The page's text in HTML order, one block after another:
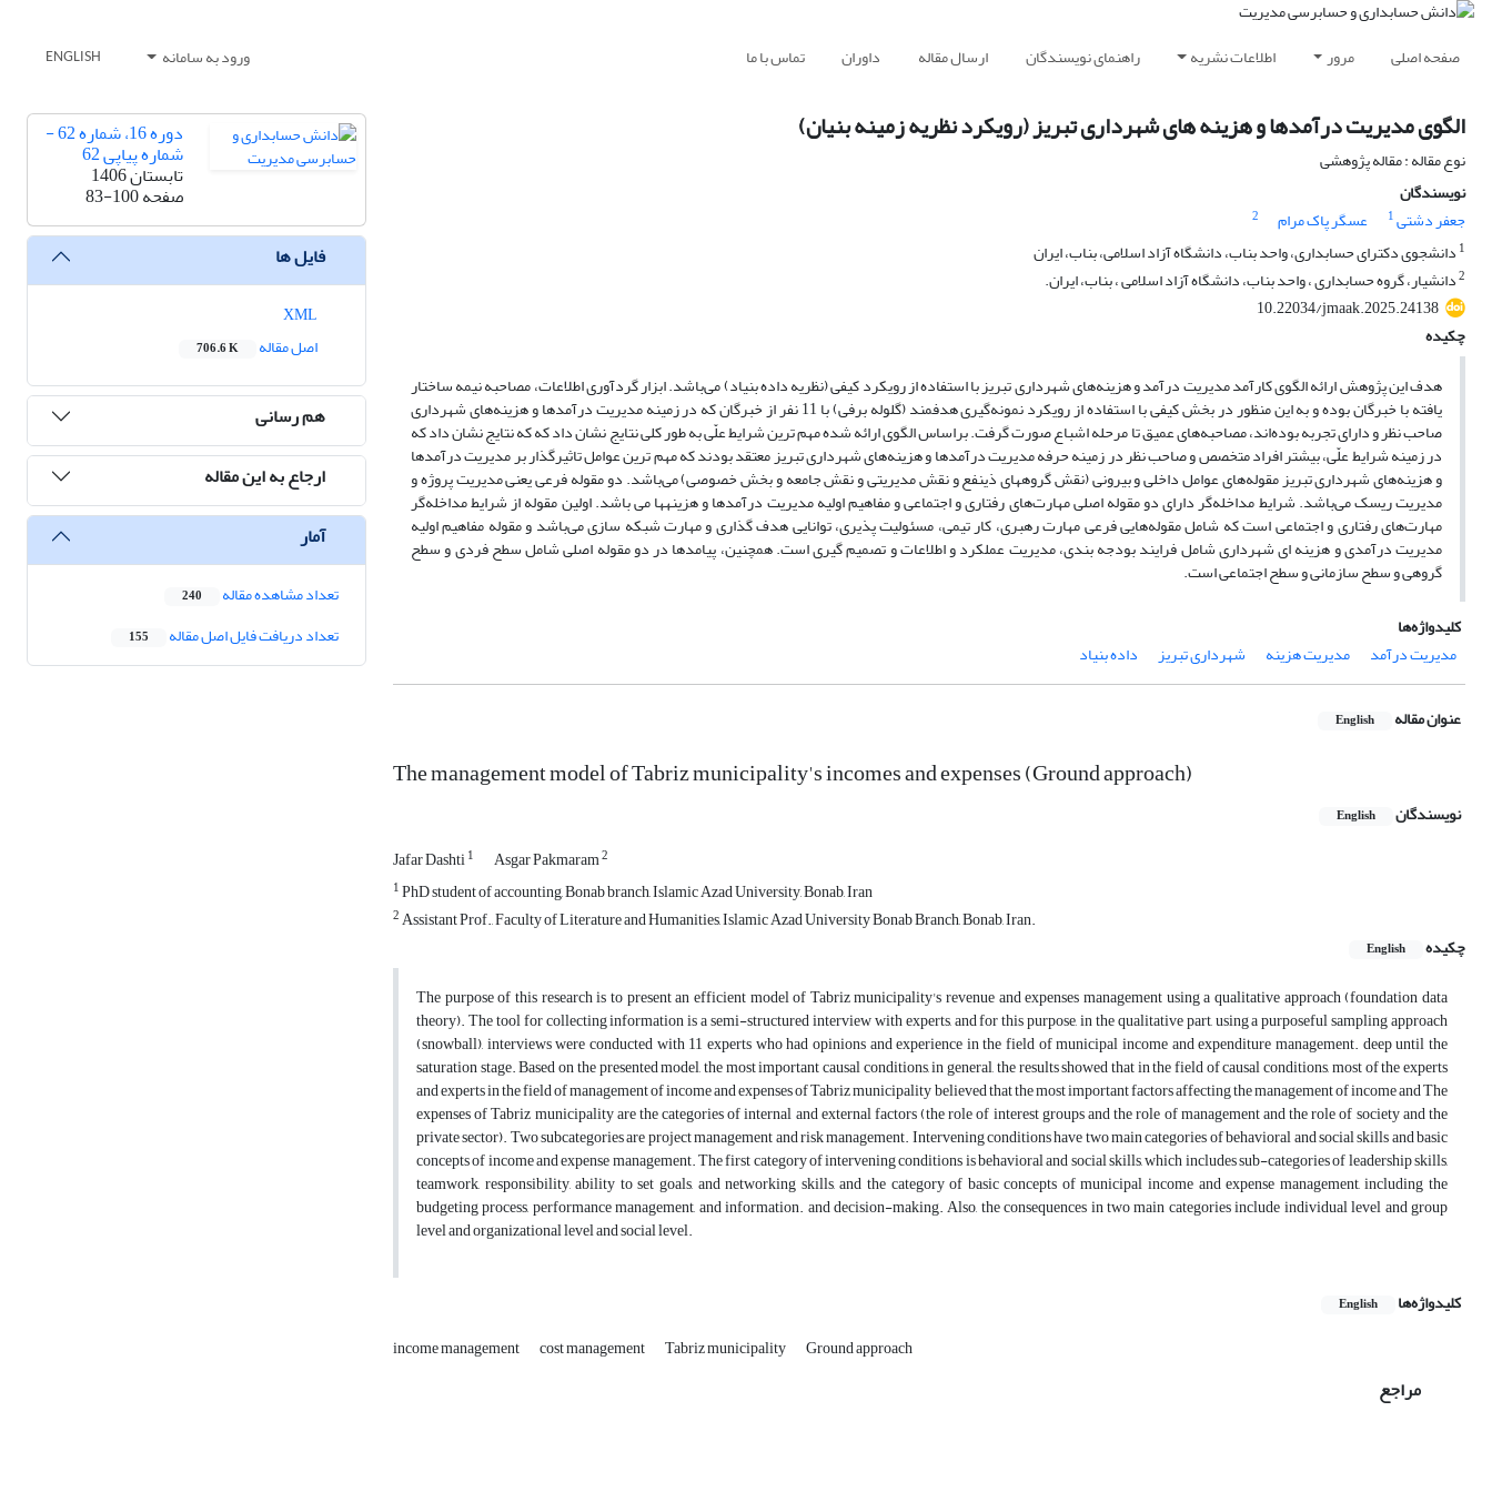
صفحه اصلی مرور اطلاعات نشریه راهنمای نویسندگان ارسال مقاله داوران تماس با ما ورود به سامانه ENGLISH
الگوی مدیریت درآمدها و هزینه های شهرداری تبریز (رویکرد نظریه زمینه بنیان)
نوع مقاله : مقاله پژوهشی
نویسندگان
جعفر دشتی1 عسگر پاک مرام
2
1 دانشجوی دکترای حسابداری، واحد بناب، دانشگاه آزاد اسلامی، بناب، ایران
2دانشیار، گروه حسابداری ، واحد بناب، دانشگاه آزاد اسلامی ، بناب، ایران.
10.22034/jmaak.2025.24138
چکیده
هدف این پژوهش ارائه الگوی کارآمد مدیریت درآمد و هزینه‌های شهرداری تبریز با استفاده از رویکرد کیفی (نظریه داده‌ بنیاد) می‌باشد. ابزار گردآوری اطلاعات، مصاحبه نیمه ساختار
یافته با خبرگان بوده و به این منظور در بخش کیفی با استفاده از رویکرد نمونه‌گیری هدفمند (گلوله برفی) با 11 نفر از خبرگان که در زمینه مدیریت درآمدها و هزینه‌های شهرداری
صاحب نظر و دارای تجربه بوده‌اند، مصاحبه‌‌های عمیق تا مرحله اشباع صورت گرفت. براساس الگوی ارائه شده مهم ترین شرایط علّی به طور کلی نتایج نشان داد که که نتایج نشان داد که
در زمینه شرایط علّی، بیشتر افراد متخصص و صاحب نظر در زمینه حرفه مدیریت درآمدها و هزینه‌های شهرداری تبریز معتقد بودند که مهم‌ ترین عوامل تاثیرگذار بر مدیریت درآمدها
و هزینه‌های شهرداری تبریز مقوله‌های عوامل داخلی و بیرونی (نقش گروههای ذینفع و نقش مدیریتی و نقش جامعه و بخش خصوصی) می‌باشد. دو مقوله فرعی یعنی مدیریت پروژه و
مدیریت ریسک می‌باشد. شرایط مداخله‌گر دارای دو مقوله اصلی مهارت‌های رفتاری و اجتماعی و مفاهیم اولیه مدیریت درآمدها و هزینهها می باشد. اولین مقوله از شرایط مداخله‌گر
مهارت‌های رفتاری و اجتماعی است که شامل مقوله‌هایی فرعی مهارت رهبری، کار تیمی، مسئولیت پذیری، توانایی هدف گذاری و مهارت شبکه سازی می‌باشد و مقوله مفاهیم اولیه
مدیریت درآمدی و هزینه ای شهرداری شامل فرایند بودجه بندی، مدیریت عملکرد و اطلاعات و تصمیم گیری است. همچنین، پیامدها در دو مقوله اصلی شامل سطح فردی و سطح
گروهی و سطح سازمانی و سطح اجتماعی است.
کلیدواژه‌ها
مدیریت درآمد
مدیریت هزینه شهرداری تبریز داده بنیاد
عنوان مقاله English
The management model of Tabriz municipality's incomes and expenses (Ground approach)
نویسندگان English
Jafar Dashti1 Asgar Pakmaram2
1PhD student of accounting, Bonab branch, Islamic Azad University, Bonab, Iran
2Assistant Prof., Faculty of Literature and Humanities, Islamic Azad University Bonab Branch, Bonab, Iran.
چکیده
English
The purpose of this research is to present an efficient model of Tabriz municipality's revenue and expenses management using a qualitative approach (foundation data
theory). The tool for collecting information is a semi-structured interview with experts, and for this purpose, in the qualitative part, using a purposeful sampling approach
(snowball), interviews were conducted with 11 experts who had opinions and experience in the field of municipal income and expenditure management. deep until the
saturation stage. Based on the presented model, the most important causal conditions, in general, the results showed that in the field of causal conditions, most of the experts
and experts in the field of management of income and expenses of Tabriz municipality believed that the most important factors affecting the management of income and The
expenses of Tabriz municipality are the categories of internal and external factors (the role of interest groups and the role of management and the role of society and the
private sector). Two subcategories are project management and risk management. Intervening conditions have two main categories of behavioral and social skills and basic
concepts of income and expense management. The first category of intervening conditions is behavioral and social skills, which includes sub-categories of leadership skills,
teamwork, responsibility, ability to set goals, and networking skills, and the category of basic concepts of municipal income and expense management, including the
budgeting process, performance management, and information. and decision-making. Also, the consequences in two main categories include individual level and group
level and organizational level and social level.
کلیدواژه‌ها English
income management cost management Tabriz municipality Ground approach
مراجع
دوره 16، شماره 62 -
شماره پیاپی 62
تابستان 1406
صفحه83-100
فایل ها
اصل مقاله
706.6 K
هم رسانی
ارجاع به این مقاله
آمار
تعداد مشاهده مقاله 240
تعداد دریافت فایل اصل مقاله 155